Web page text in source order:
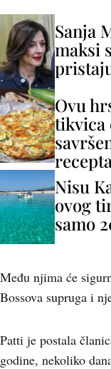
Sanja
maksi
Ovu
tikvica
recepta
Nisu
ovog
samo
Među njima će
Bossova supruga i
Patti je postala
godine, nekoliko